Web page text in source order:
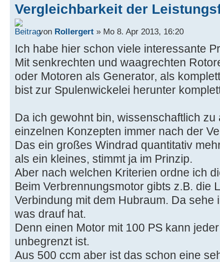
Vergleichbarkeit der
von Rollergert » Mo 8. Apr 2013, 16:20
Ich habe hier schon viele interessante
Mit senkrechten und waagrechten
oder Motoren als Generator, als
bist zur Spulenwickelei herunter
Da ich gewohnt bin, wissenschaftlich
einzelnen Konzepten immer nach der
Das ein großes Windrad quantitativ
als ein kleines, stimmt ja im Prinzip.
Aber nach welchen Kriterien ordne ich
Beim Verbrennungsmotor gibts z.B. die
Verbindung mit dem Hubraum. Da sehe
was drauf hat.
Denn einen Motor mit 100 PS kann
unbegrenzt ist.
Aus 500 ccm aber ist das schon eine